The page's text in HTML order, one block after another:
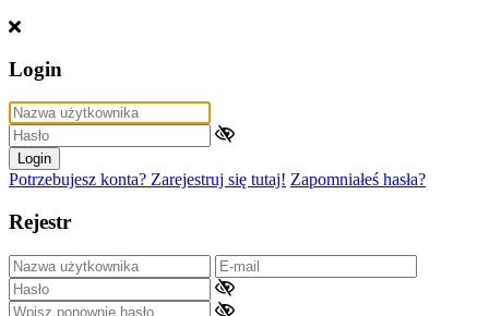
Login
Login
Potrzebujesz konta? Zarejestruj się tutaj! Zapomniałeś hasła?
Rejestr